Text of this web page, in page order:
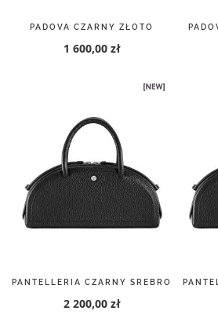
PADOVA CZARNY ZŁOTO
1 600,00 zł
PANTELLERIA CZARNY SREBRO
2 200,00 zł